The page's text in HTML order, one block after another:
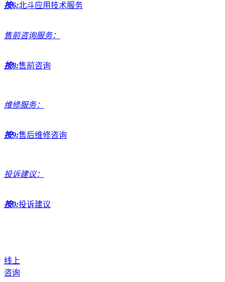
按6:北斗应用技术服务
售前咨询服务：
按8:售前咨询
维修服务：
按9:售后维修咨询
投诉建议：
按0:投诉建议
线上
咨询